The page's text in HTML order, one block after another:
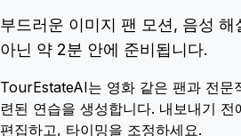
부드러운 이미지 팬 모션, 음성 해
아닌 약 2분 안에 준비됩니다.
TourEstateAI는 영화 같은 팬과 전문
련된 연습을 생성합니다. 내보내기
편집하고, 타이밍을 조정하세요.